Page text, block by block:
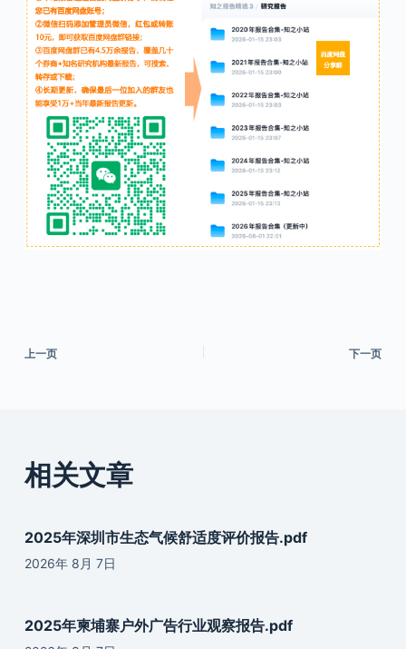
上一页 下一页
相关文章
2025年深圳市生态气候舒适度评价报告.pdf
2026年 8月 7日
2025年柬埔寨户外广告行业观察报告.pdf